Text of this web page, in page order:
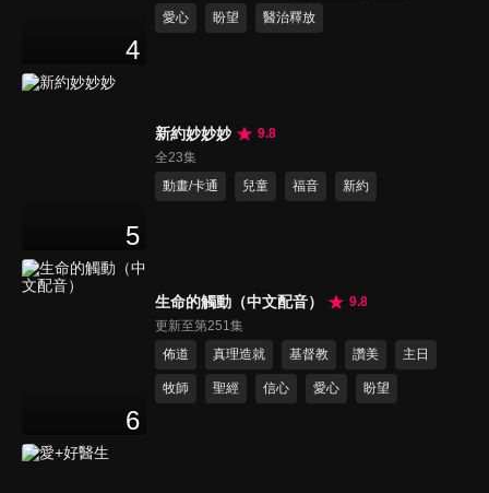
4
愛心 盼望 醫治釋放
5
新約妙妙妙
9.8
全23集
動畫/卡通
兒童 福音 新約
6
生命的觸動（中文配音）
9.8
更新至第251集
佈道
真理造就 基督教 讚美 主日
牧師 聖經 信心 愛心 盼望